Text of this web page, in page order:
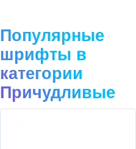
Популярные
шрифты в
категории
Причудливые